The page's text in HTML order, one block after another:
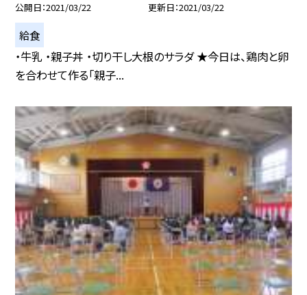
公開日 2021/03/22 更新日 2021/03/22
給食
・牛乳 ・親子丼 ・切り干し大根のサラダ ★今日は、鶏肉と卵
を合わせて作る「親子...